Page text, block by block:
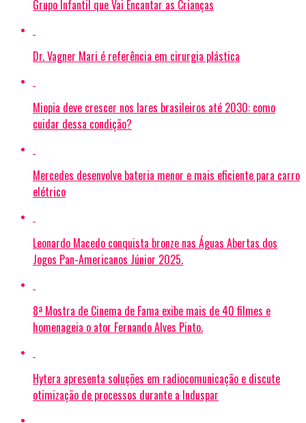
Grupo Infantil que Vai Encantar as Crianças
Dr. Vagner Mari é referência em cirurgia plástica
Miopia deve crescer nos lares brasileiros até 2030: como
cuidar dessa condição?
Mercedes desenvolve bateria menor e mais eficiente para carro
elétrico
Leonardo Macedo conquista bronze nas Águas Abertas dos
Jogos Pan-Americanos Júnior 2025.
8ª Mostra de Cinema de Fama exibe mais de 40 filmes e
homenageia o ator Fernando Alves Pinto.
Hytera apresenta soluções em radiocomunicação e discute
otimização de processos durante a Induspar